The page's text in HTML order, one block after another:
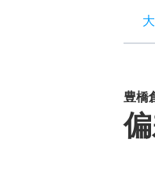
豊橋